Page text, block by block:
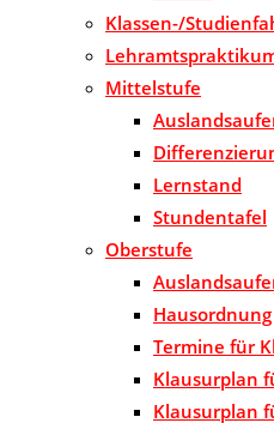
Klassen-/
Mittelstufe
Lernstand
Stundentafel
Oberstufe
Hausordnung
Termine für
Klausurplan
Klausurplan